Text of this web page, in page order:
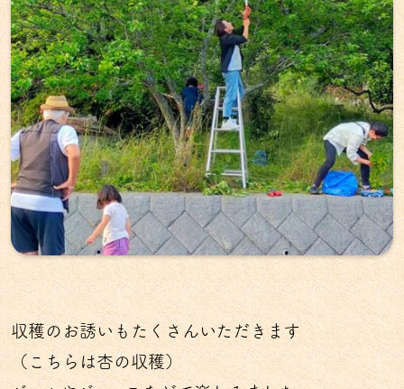
収穫のお誘いもたくさんいただきます
（こちらは杏の収穫）